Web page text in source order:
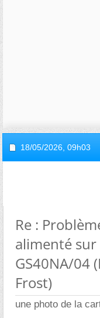
18/05/2026, 09h03
Re :
alimenté
GS40NA/04
Frost)
une photo de la